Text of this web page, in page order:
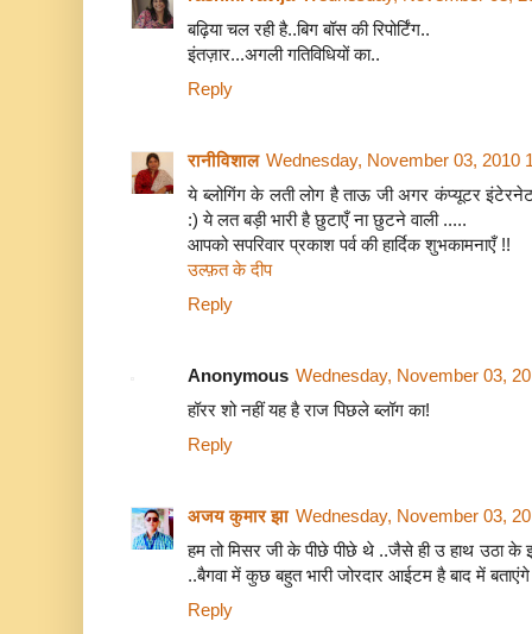
बढ़िया चल रही है..बिग बॉस की रिपोर्टिंग..
इंतज़ार...अगली गतिविधियों का..
Reply
रानीविशाल Wednesday, November 03, 2010
ये ब्लोगिंग के लती लोग है ताऊ जी अगर कंप्यूटर इंटेरनेट
:) ये लत बड़ी भारी है छुटाएँ ना छुटने वाली .....
आपको सपरिवार प्रकाश पर्व की हार्दिक शुभकामनाएँ !!
उल्फ़त के दीप
Reply
Anonymous Wednesday, November 03,
हॉरर शो नहीं यह है राज पिछले ब्लॉग का!
Reply
अजय कुमार झा Wednesday, November 03,
हम तो मिसर जी के पीछे पीछे थे ..जैसे ही उ हाथ उठा के
..बैगवा में कुछ बहुत भारी जोरदार आईटम है बाद में
Reply